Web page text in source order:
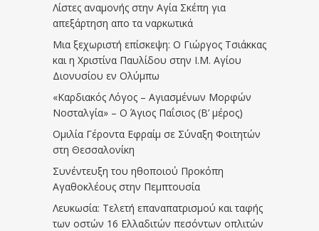
Λίστες αναμονής στην Αγία Σκέπη για
απεξάρτηση απο τα ναρκωτικά
Μια ξεχωριστή επίσκεψη: Ο Γιώργος Τσιάκκας
και η Χριστίνα Παυλίδου στην Ι.Μ. Αγίου
Διονυσίου εν Ολύμπω
«Καρδιακός Λόγος – Αγιασμένων Μορφών
Νοσταλγία» – Ο Άγιος Παΐσιος (Β’ μέρος)
Ομιλία Γέροντα Εφραίμ σε Σύναξη Φοιτητών
στη Θεσσαλονίκη
Συνέντευξη του ηθοποιού Προκόπη
Αγαθοκλέους στην Πεμπτουσία
Λευκωσία: Τελετή επαναπατρισμού και ταφής
των οστών 16 Ελλαδιτών πεσόντων οπλιτών